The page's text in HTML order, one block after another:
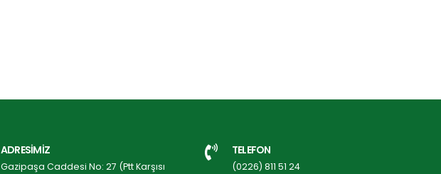
ADRESİMİZ
Gazipaşa Caddesi No: 27 (Ptt Karşısı
TELEFON
(0226) 811 51 24